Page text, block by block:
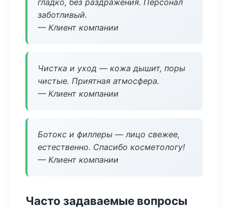
гладко, без раздражения. Персонал
заботливый.
— Клиент компании
Чистка и уход — кожа дышит, поры
чистые. Приятная атмосфера.
— Клиент компании
Ботокс и филлеры — лицо свежее,
естественно. Спасибо косметологу!
— Клиент компании
Часто задаваемые вопросы